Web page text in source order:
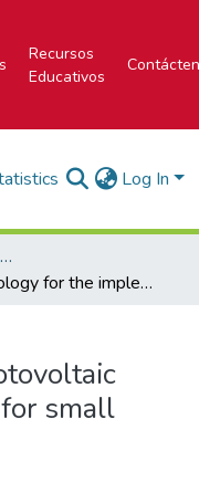
Recursos
Educativos
Log In
Portal de Revistas del Instituto Tecnológico de Costa Rica
Methodology for the implementation of photovoltaic systems with storage for small industries
small